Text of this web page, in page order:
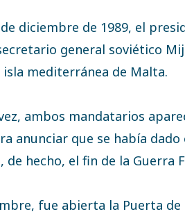
diciembre de 1989, el
general soviético
mediterránea de Malta.
ambos mandatarios
anunciar que se había dado
de hecho, el fin de la Guerra
fue abierta la Puerta